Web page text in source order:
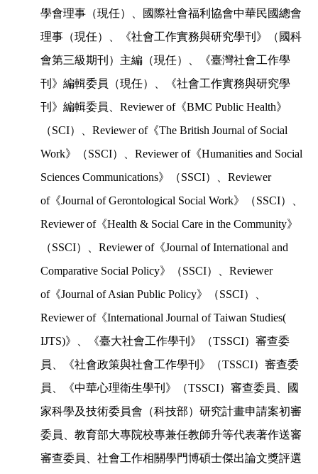
學會理事（現任）、國際社會福利協會中華民國總會
理事（現任）、《社會工作實務與研究學刊》（國科
會第三級期刊）主編（現任）、《臺灣社會工作學
刊》編輯委員（現任）、《社會工作實務與研究學
刊》編輯委員、 Reviewer of《BMC Public Health》
（SCI）、 Reviewer of《The British Journal of Social
Work》（SSCI）、 Reviewer of《Humanities and Social
Sciences Communications》（SSCI）、 Reviewer
of《Journal of Gerontological Social Work》（SSCI）、
Reviewer of《Health & Social Care in the Community》
（SSCI）、 Reviewer of《Journal of International and
Comparative Social Policy》（SSCI）、 Reviewer
of《Journal of Asian Public Policy》（SSCI）、
Reviewer of《International Journal of Taiwan Studies(
IJTS)》、 《臺大社會工作學刊》（TSSCI）審查委
員、《社會政策與社會工作學刊》（TSSCI）審查委
員、
《中華心理衛生學刊》（TSSCI）審查委員、國
家科學及技術委員會（科技部）研究計畫申請案初審
委員、教育部大專院校專兼任教師升等代表著作送審
審查委員
、社會工作相關學門博碩士傑出論文獎評選